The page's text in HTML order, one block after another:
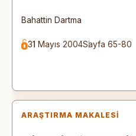
Bahattin Dartma
31 Mayıs 2004Sayfa 65-80
ARAŞTIRMA MAKALESI